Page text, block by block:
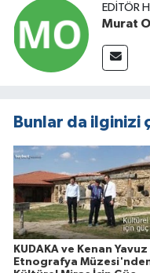
EDITÖR
Murat
Bunlar da ilginizi
KUDAKA ve Kenan Yavuz
Etnografya